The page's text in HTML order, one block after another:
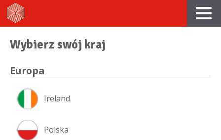
Wybierz swój kraj
Europa
Ireland
Polska